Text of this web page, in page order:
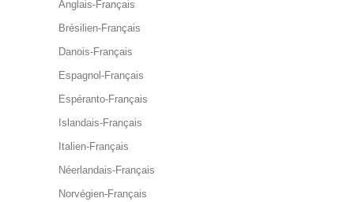
Anglais-Français
Brésilien-Français
Danois-Français
Espagnol-Français
Espéranto-Français
Islandais-Français
Italien-Français
Néerlandais-Français
Norvégien-Français